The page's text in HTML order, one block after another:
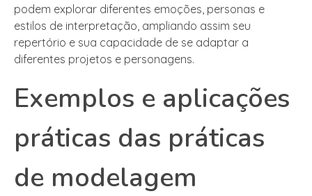
podem explorar diferentes emoções, personas e
estilos de interpretação, ampliando assim seu
repertório e sua capacidade de se adaptar a
diferentes projetos e personagens.
Exemplos e aplicações
práticas das práticas
de modelagem